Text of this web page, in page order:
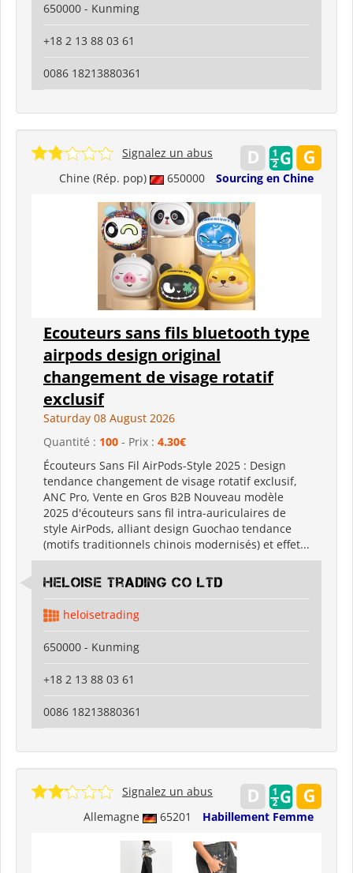
650000 - Kunming
+18 2 13 88 03 61
0086 18213880361
Chine (Rép. pop) 650000 Sourcing en Chine
Signalez un abus
Ecouteurs sans fils bluetooth type
airpods design original
changement de visage rotatif
exclusif
Saturday 08 August 2026
Quantité : 100 - Prix : 4.30€
Écouteurs Sans Fil AirPods-Style 2025 : Design
tendance changement de visage rotatif exclusif,
ANC Pro, Vente en Gros B2B Nouveau modèle
2025 d'écouteurs sans fil intra-auriculaires de
style AirPods, alliant design Guochao tendance
(motifs traditionnels chinois modernisés) et effet...
Heloise Trading Co Ltd
heloisetrading
650000 - Kunming
+18 2 13 88 03 61
0086 18213880361
Allemagne 65201 Habillement Femme
Signalez un abus